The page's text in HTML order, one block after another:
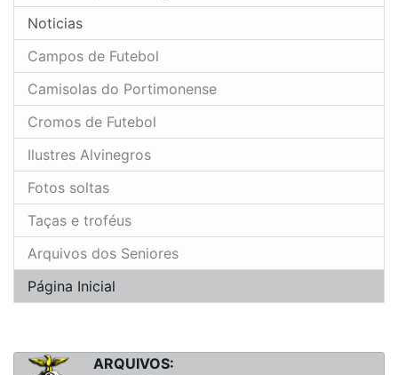
Noticias
Campos de Futebol
Camisolas do Portimonense
Cromos de Futebol
Ilustres Alvinegros
Fotos soltas
Taças e troféus
Arquivos dos Seniores
Página Inicial
ARQUIVOS: